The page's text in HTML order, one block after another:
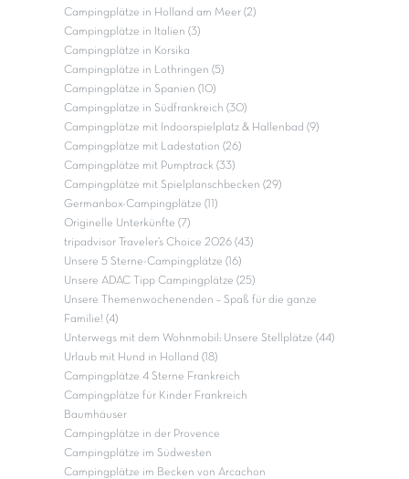
Campingplätze in Holland am Meer (2)
Campingplätze in Italien (3)
Campingplätze in Korsika
Campingplätze in Lothringen (5)
Campingplätze in Spanien (10)
Campingplätze in Südfrankreich (30)
Campingplätze mit Indoorspielplatz & Hallenbad (9)
Campingplätze mit Ladestation (26)
Campingplätze mit Pumptrack (33)
Campingplätze mit Spielplanschbecken (29)
Germanbox-Campingplätze (11)
Originelle Unterkünfte (7)
tripadvisor Traveler’s Choice 2026 (43)
Unsere 5 Sterne-Campingplätze (16)
Unsere ADAC Tipp Campingplätze (25)
Unsere Themenwochenenden – Spaß für die ganze
Familie! (4)
Unterwegs mit dem Wohnmobil: Unsere Stellplätze (44)
Urlaub mit Hund in Holland (18)
Campingplätze 4 Sterne Frankreich
Campingplätze für Kinder Frankreich
Baumhäuser
Campingplätze in der Provence
Campingplätze im Südwesten
Campingplätze im Becken von Arcachon